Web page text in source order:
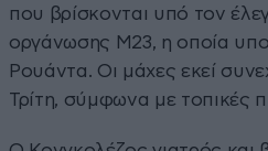
που βρίσκονται υπό τον
οργάνωσης M23, η οποία
Ρουάντα. Οι μάχες εκεί
Τρίτη, σύμφωνα με τοπικές